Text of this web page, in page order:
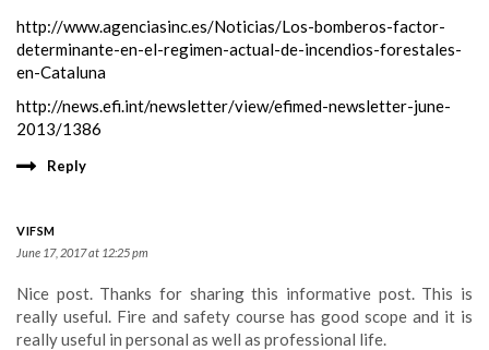
http://www.agenciasinc.es/Noticias/Los-bomberos-factor-
determinante-en-el-regimen-actual-de-incendios-forestales-
en-Cataluna
http://news.efi.int/newsletter/view/efimed-newsletter-june-
2013/1386
Reply
VIFSM
June 17, 2017 at 12:25 pm
Nice post. Thanks for sharing this informative post. This is
really useful. Fire and safety course has good scope and it is
really useful in personal as well as professional life.